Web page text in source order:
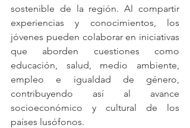
sostenible de la región. Al compartir
experiencias y conocimientos, los
jóvenes pueden colaborar en iniciativas
que aborden cuestiones como
educación, salud, medio ambiente,
empleo e igualdad de género,
contribuyendo así al avance
socioeconómico y cultural de los
países lusófonos.